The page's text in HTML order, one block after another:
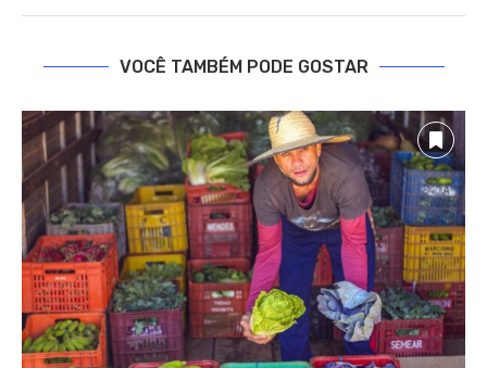
VOCÊ TAMBÉM PODE GOSTAR